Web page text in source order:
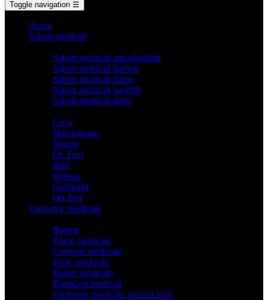
Toggle navigation ☰
Acasa
Saboti medicali
Saboti medicali autoclavabili
Saboti medicali barbati
Saboti medicali dama
Saboti medicali lavabili
Saboti medicali piele
Leon
Nursingcare
Rosato
Dr. Feet
Brill
Reposa
Goldenfit
On Zen
Uniforme medicale
Bonete
Bluze medicale
Costume medicale
Fuste medicale
Halate medicale
Pantaloni medicali
Uniforme medicale marimi mari